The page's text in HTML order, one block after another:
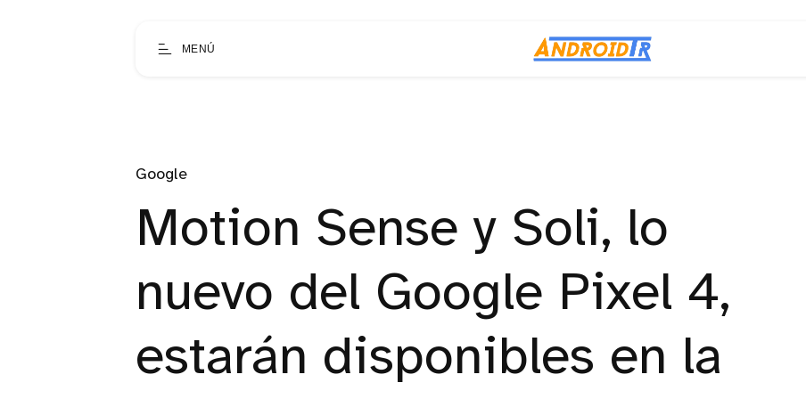
MENÚ
Google
Motion Sense y Soli, lo
nuevo del Google Pixel 4,
estarán disponibles en la